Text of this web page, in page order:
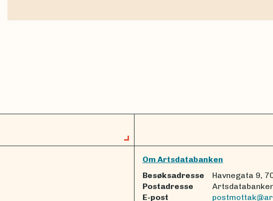
Om Artsdatabanken
Besøksadresse
Havnegata 9,
Postadresse
E-post